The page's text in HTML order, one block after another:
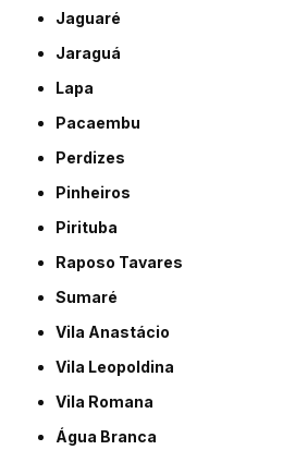
Jaguaré
Jaraguá
Lapa
Pacaembu
Perdizes
Pinheiros
Pirituba
Raposo Tavares
Sumaré
Vila Anastácio
Vila Leopoldina
Vila Romana
Água Branca